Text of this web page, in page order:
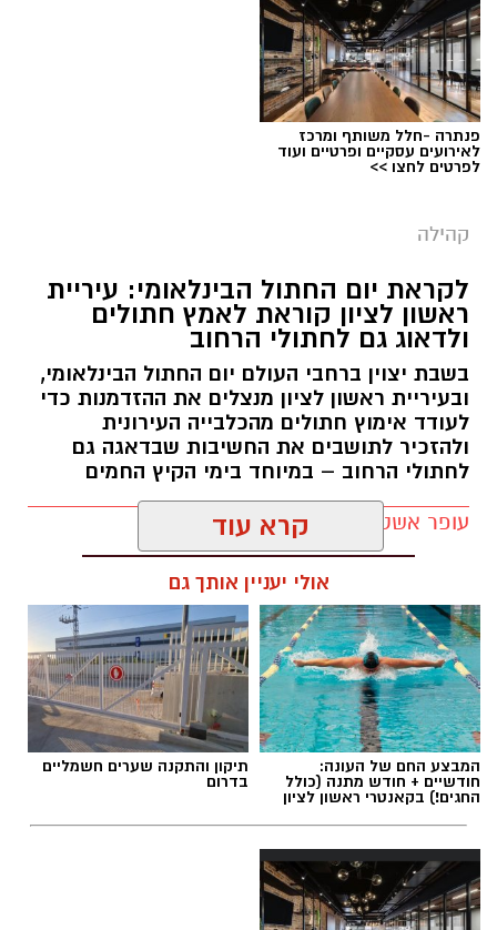
פנתרה -חלל משותף ומרכז
לאירועים עסקיים ופרטיים ועוד
לפרטים לחצו >>
קהילה
לקראת יום החתול הבינלאומי: עיריית
ראשון לציון קוראת לאמץ חתולים
ולדאוג גם לחתולי הרחוב
בשבת יצוין ברחבי העולם יום החתול הבינלאומי,
ובעיריית ראשון לציון מנצלים את ההזדמנות כדי
לעודד אימוץ חתולים מהכלבייה העירונית
ולהזכיר לתושבים את החשיבות שבדאגה גם
לחתולי הרחוב – במיוחד בימי הקיץ החמים
עופר אשטוקר / 12:04 07.08.26
תגים:יום החתול הבינלאומי
קרא עוד
אולי יעניין אותך גם
המבצע החם של העונה:
חודשיים + חודש מתנה (כולל
החגים!) בקאנטרי ראשון לציון
תיקון והתקנה שערים חשמליים
בדרום